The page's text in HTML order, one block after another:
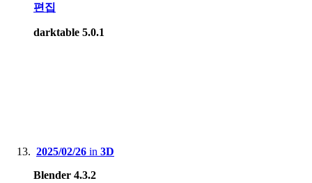
편집
darktable 5.0.1
2025/02/26 in 3D
Blender 4.3.2